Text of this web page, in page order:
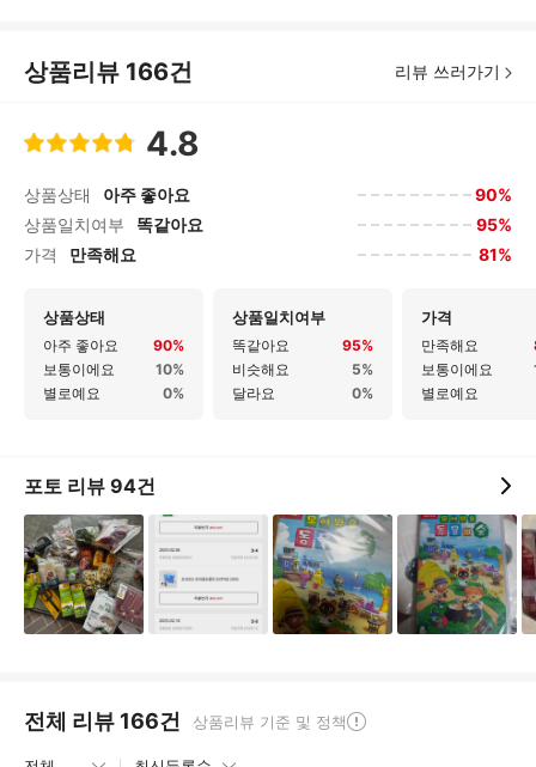
상품리뷰 166건 리뷰 쓰러가기
4.8
상품상태 아주 좋아요
90%
상품일치여부
똑같아요
95%
가격
만족해요 81%
상품상태
아주 좋아요 90%
보통이에요
10%
별로예요
0%
상품일치여부
똑같아요 95%
비슷해요
5%
달라요
0%
가격
만족해요
보통이에요
별로예요
포토 리뷰 94건
전체 리뷰 166건 상품리뷰 기준 및 정책